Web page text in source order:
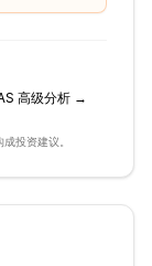
高级分析 →
投资建议。